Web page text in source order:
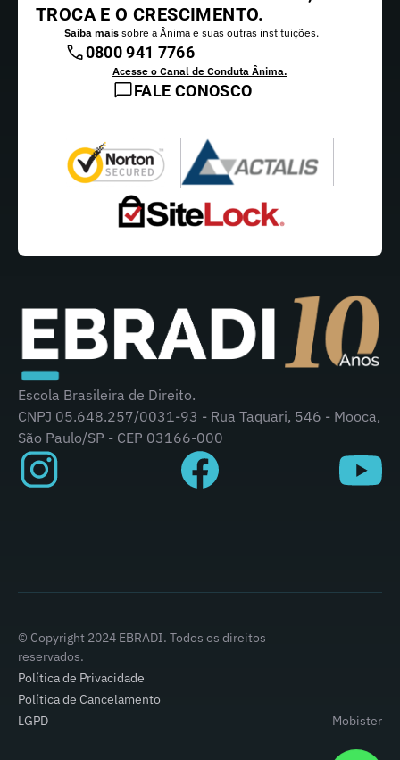
TROCA E O CRESCIMENTO.
Saiba maissobre a Ânima e suas outras instituições.
0800 941 7766
Acesse o Canal de Conduta Ânima.
FALE CONOSCO
Escola Brasileira de Direito.
CNPJ 05.648.257/0031-93 - Rua Taquari, 546 - Mooca,
São Paulo/SP - CEP 03166-000
© Copyright 2024 EBRADI. Todos os direitos
reservados.
Política de Privacidade
Política de Cancelamento
LGPD
Mobister